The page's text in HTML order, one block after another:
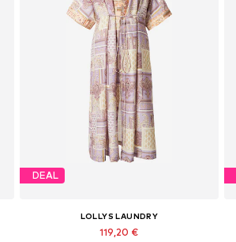
DEAL
LOLLYS LAUNDRY
119,20 €